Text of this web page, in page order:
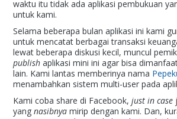
waktu itu tidak ada aplikasi pembukuan
untuk kami.
Selama beberapa bulan aplikasi ini kami
untuk mencatat berbagai transaksi
lewat beberapa diskusi kecil, muncul
publish aplikasi mini ini agar bisa
lain. Kami lantas memberinya nama
menambahkan sistem multi-user pada
Kami coba share di Facebook,just in case
yangnasibnya mirip dengan kami. Dan,